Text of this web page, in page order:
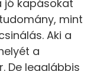
jó kapásokat
mint
Aki a
a
De legalábbis